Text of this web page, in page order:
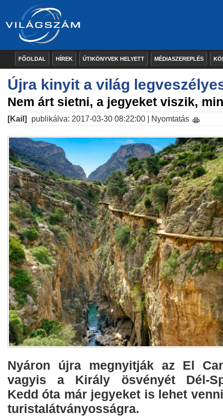
FŐOLDAL HÍREK ÚTIKÖNYVEK HELYETT MÉDIASZEREPLÉS
Újra kinyit a világ
Nem árt sietni, a jegyeket viszik,
[Kail] publikálva: 2017-03-30 08:22:00 | Nyomtatás
Nyáron újra megnyitják az El
vagyis a Király ösvényét Dél-
Kedd óta már jegyeket is lehet
turistalátványosságra.